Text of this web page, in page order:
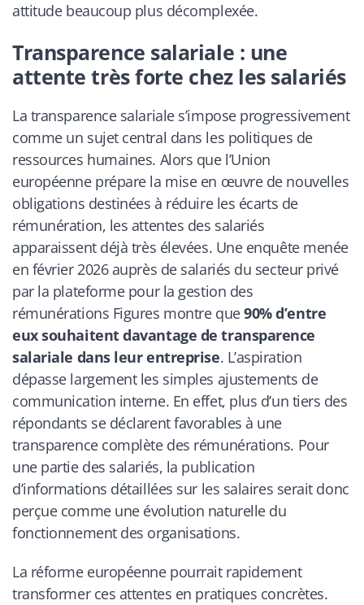
attitude beaucoup plus décomplexée.
Transparence salariale : une
attente très forte chez les salariés
La transparence salariale s’impose progressivement
comme un sujet central dans les politiques de
ressources humaines. Alors que l’Union
européenne prépare la mise en œuvre de nouvelles
obligations destinées à réduire les écarts de
rémunération, les attentes des salariés
apparaissent déjà très élevées. Une enquête menée
en février 2026 auprès de salariés du secteur privé
par la plateforme pour la gestion des
rémunérations Figures montre que90% d’entre
eux souhaitent davantage de transparence
salariale dans leur entreprise. L’aspiration
dépasse largement les simples ajustements de
communication interne. En effet, plus d’un tiers des
répondants se déclarent favorables à une
transparence complète des rémunérations. Pour
une partie des salariés, la publication
d’informations détaillées sur les salaires serait donc
perçue comme une évolution naturelle du
fonctionnement des organisations.
La réforme européenne pourrait rapidement
transformer ces attentes en pratiques concrètes.